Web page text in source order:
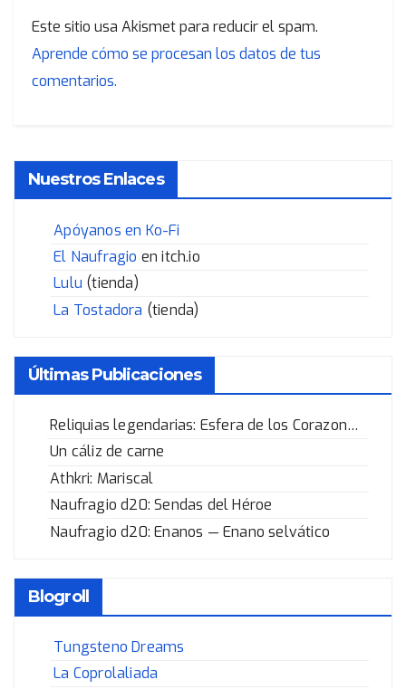
Este sitio usa Akismet para reducir el spam.
Aprende cómo se procesan los datos de tus
comentarios.
Nuestros Enlaces
Apóyanos en Ko-Fi
El Naufragio en itch.io
Lulu (tienda)
La Tostadora (tienda)
Últimas Publicaciones
Reliquias legendarias: Esfera de los Corazones Rotos
Un cáliz de carne
Athkri: Mariscal
Naufragio d20: Sendas del Héroe
Naufragio d20: Enanos — Enano selvático
Blogroll
Tungsteno Dreams
La Coprolaliada